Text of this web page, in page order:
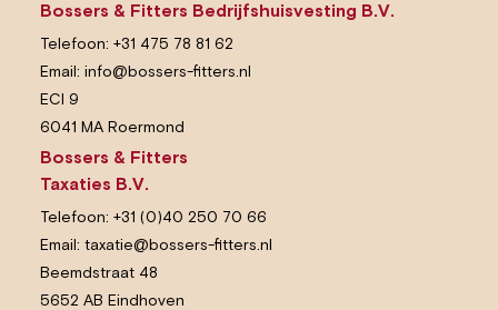
Bossers & Fitters Bedrijfshuisvesting B.V.
Telefoon: +31 475 78 81 62
Email: info@bossers-fitters.nl
ECI 9
6041 MA Roermond
Bossers & Fitters
Taxaties B.V.
Telefoon: +31 (0)40 250 70 66
Email: taxatie@bossers-fitters.nl
Beemdstraat 48
5652 AB Eindhoven